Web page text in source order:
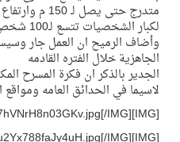
متدرج حتى يصل لـ 150 م
لـ100 شخص
العمل جار وسيستمر في المسرح
القادمه
ان فكرة المسرح المكشوف تضيف
العامه ومواقع الاحتفالات